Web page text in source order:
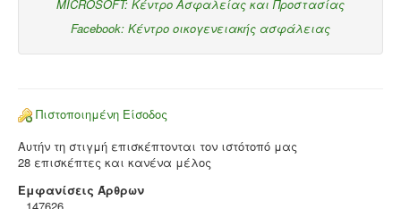
MICROSOFT: Κέντρο Ασφαλείας και Προστασίας
Facebook: Κέντρο οικογενειακής ασφάλειας
Πιστοποιημένη Είσοδος
Αυτήν τη στιγμή επισκέπτονται τον ιστότοπό μας
28 επισκέπτες και κανένα μέλος
Εμφανίσεις Άρθρων